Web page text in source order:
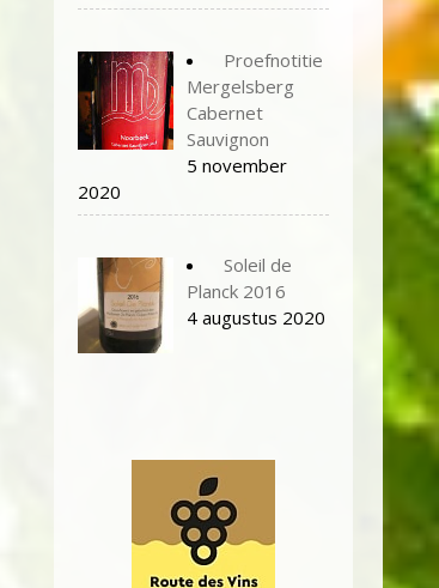
Proefnotitie
Mergelsberg
Cabernet
Sauvignon
5 november
2020
Soleil de
Planck 2016
4 augustus 2020